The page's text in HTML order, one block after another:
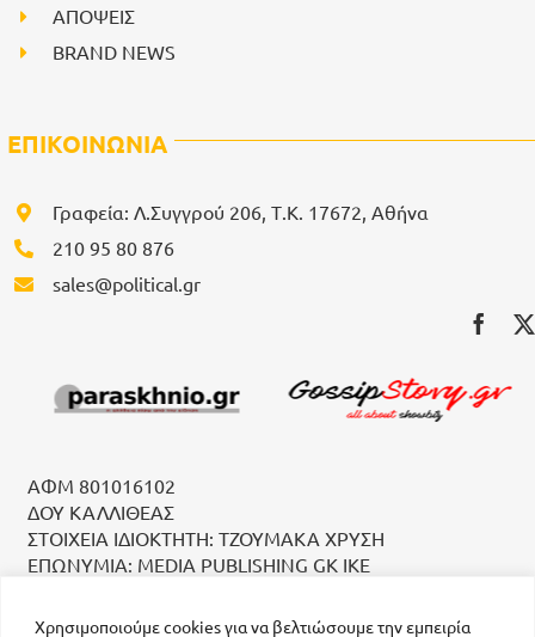
Χρησιμοποιούμε cookies για να βελτιώσουμε την εμπειρία
ΑΠΟΨΕΙΣ
BRAND NEWS
ΕΠΙΚΟΙΝΩΝΙΑ
Γραφεία: Λ.Συγγρού 206, Τ.Κ. 17672, Αθήνα
210 95 80 876
sales@political.gr
ΑΦΜ 801016102
ΔΟΥ ΚΑΛΛΙΘΕΑΣ
ΣΤΟΙΧΕΙΑ ΙΔΙΟΚΤΗΤΗ: ΤΖΟΥΜΑΚΑ ΧΡΥΣΗ
ΕΠΩΝΥΜΙΑ: MEDIA PUBLISHING GK IKE